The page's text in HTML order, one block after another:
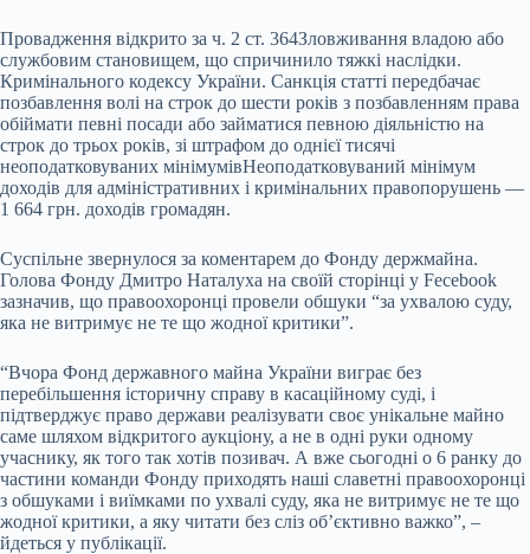
Провадження відкрито за ч. 2 ст. 364Зловживання владою або
службовим становищем, що спричинило тяжкі наслідки.
Кримінального кодексу України. Санкція статті передбачає
позбавлення волі на строк до шести років з позбавленням права
обіймати певні посади або займатися певною діяльністю на
строк до трьох років, зі штрафом до однієї тисячі
неоподатковуваних мінімумівНеоподатковуваний мінімум
доходів для адміністративних і кримінальних правопорушень —
1 664 грн. доходів громадян.
Суспільне звернулося за коментарем до Фонду держмайна.
Голова Фонду Дмитро Наталуха на своїй сторінці у Fecebook
зазначив, що правоохоронці провели обшуки “за ухвалою суду,
яка не витримує не те що жодної критики”.
“Вчора Фонд державного майна України виграє без
перебільшення історичну справу в касаційному суді, і
підтверджує право держави реалізувати своє унікальне майно
саме шляхом відкритого аукціону, а не в одні руки одному
учаснику, як того так хотів позивач. А вже сьогодні о 6 ранку до
частини команди Фонду приходять наші славетні правоохоронці
з обшуками і виїмками по ухвалі суду, яка не витримує не те що
жодної критики, а яку читати без сліз об’єктивно важко”, –
йдеться у публікації.